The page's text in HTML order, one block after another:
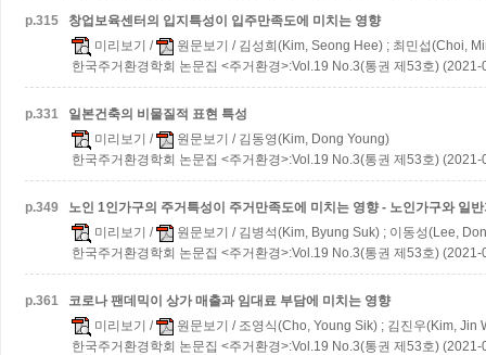
p.315
창업보육센터의 입지특성이 입주만족도에 미치는 영향
미리보기 / 원문보기 / 김성희(Kim, Seong Hee) ; 최민섭(Choi,
한국주거환경학회 논문집 <주거환경>:Vol.19 No.3(통권 제53호) (2021-
p.331
일본건축의 비물질적 표현 특성
미리보기 / 원문보기 / 김동영(Kim, Dong Young)
한국주거환경학회 논문집 <주거환경>:Vol.19 No.3(통권 제53호) (2021-
p.349
노인 1인가구의 주거특성이 주거만족도에 미치는 영향 - 노인가구와 일
미리보기 / 원문보기 / 김병석(Kim, Byung Suk) ; 이동성(Lee,
한국주거환경학회 논문집 <주거환경>:Vol.19 No.3(통권 제53호) (2021-
p.361
코로나 팬데믹이 상가 매출과 임대료 부담에 미치는 영향
미리보기 / 원문보기 / 조영식(Cho, Young Sik) ; 김진우(Kim, Jin
한국주거환경학회 논문집 <주거환경>:Vol.19 No.3(통권 제53호) (2021-